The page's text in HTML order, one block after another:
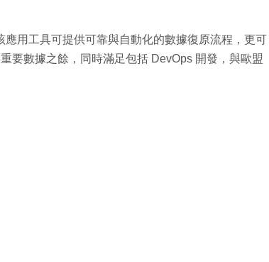
用工具可提供可靠與自動化的數據復原流程，更可
要數據之餘，同時滿足包括 DevOps 開發，與歐盟